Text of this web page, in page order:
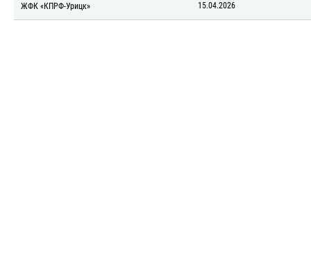
ЖФК «КПРФ-Урицк» 15.04.2026